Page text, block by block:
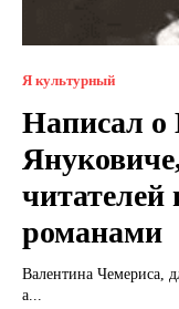
Я культурный
Написал о
читателей
романами
Валентина Чемериса,
а...